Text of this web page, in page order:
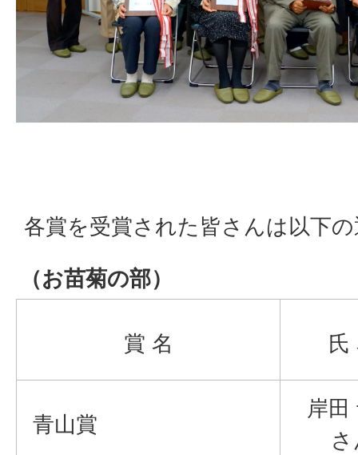
各賞を受賞された皆さんは以下
（お苗菊の部）
賞 名 氏
青山賞
岸田